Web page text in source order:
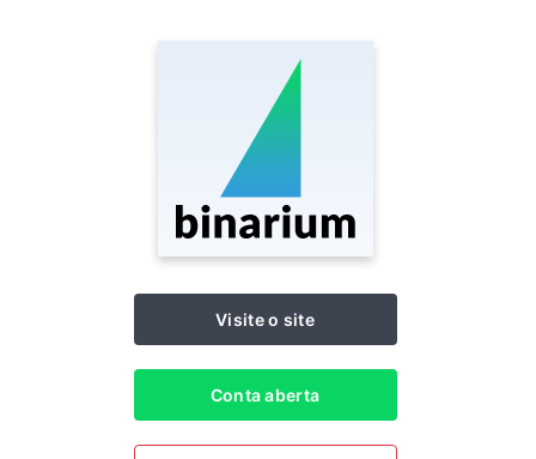
Visite o site
Conta aberta